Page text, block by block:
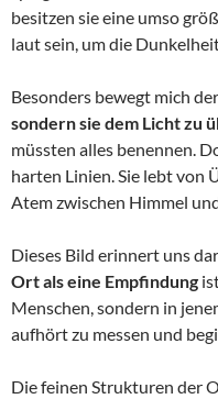
besitzen sie eine umso
laut sein, um die
Besonders bewegt mich
sondern sie dem Licht zu
müssten alles benennen.
harten Linien. Sie lebt von
Atem zwischen Himmel
Dieses Bild erinnert uns
Ort als eine Empfindung
Menschen, sondern in
aufhört zu messen und
Die feinen Strukturen der